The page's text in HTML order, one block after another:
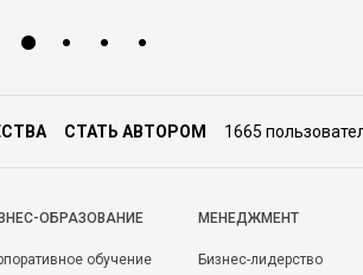
СТАТЬ АВТОРОМ 1665
ОБРАЗОВАНИЕ
обучение
МЕНЕДЖМЕНТ
Бизнес-лидерство